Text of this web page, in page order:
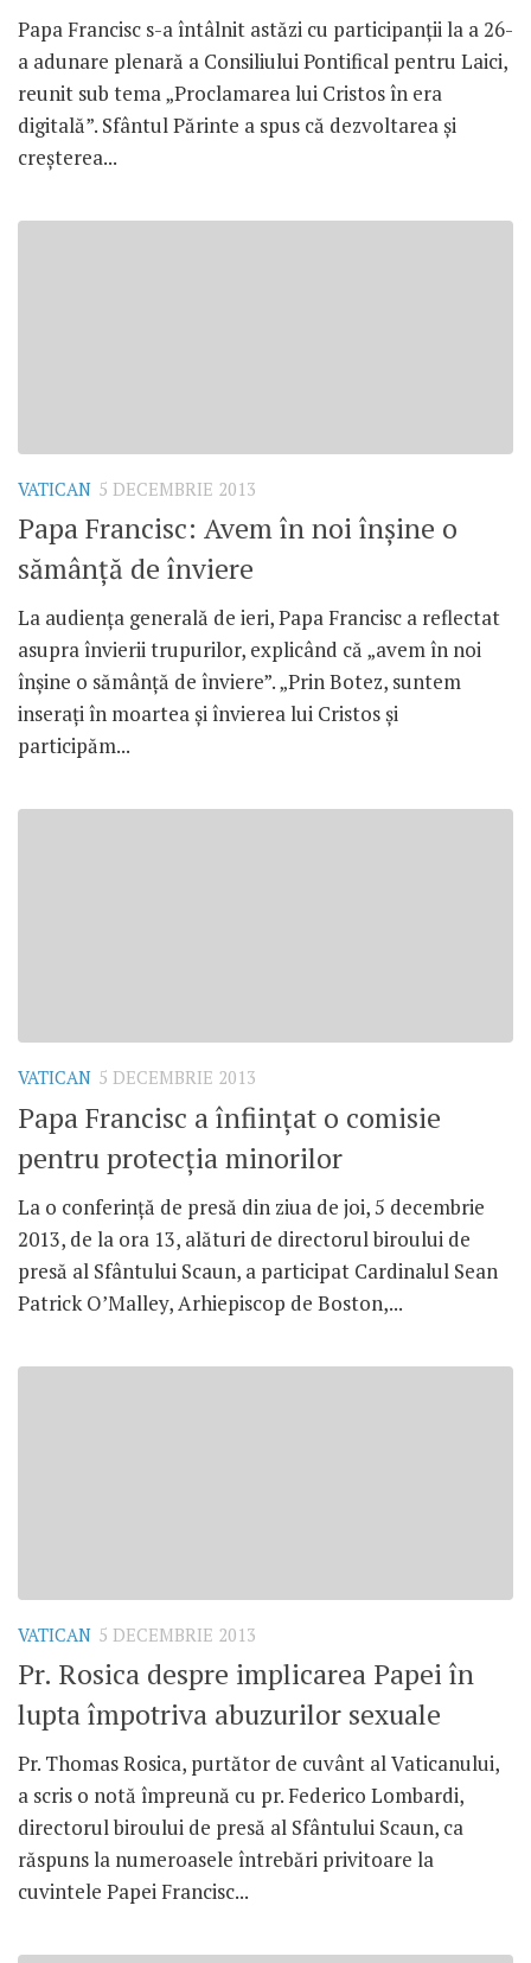
Papa Francisc s-a întâlnit astăzi cu participanţii la a 26-
a adunare plenară a Consiliului Pontifical pentru Laici,
reunit sub tema „Proclamarea lui Cristos în era
digitală”. Sfântul Părinte a spus că dezvoltarea şi
creşterea...
VATICAN 5 DECEMBRIE 2013
Papa Francisc: Avem în noi înşine o
sămânţă de înviere
La audienţa generală de ieri, Papa Francisc a reflectat
asupra învierii trupurilor, explicând că „avem în noi
înşine o sămânţă de înviere”. „Prin Botez, suntem
inseraţi în moartea şi învierea lui Cristos şi
participăm...
VATICAN 5 DECEMBRIE 2013
Papa Francisc a înfiinţat o comisie
pentru protecţia minorilor
La o conferinţă de presă din ziua de joi, 5 decembrie
2013, de la ora 13, alături de directorul biroului de
presă al Sfântului Scaun, a participat Cardinalul Sean
Patrick O’Malley, Arhiepiscop de Boston,...
VATICAN 5 DECEMBRIE 2013
Pr. Rosica despre implicarea Papei în
lupta împotriva abuzurilor sexuale
Pr. Thomas Rosica, purtător de cuvânt al Vaticanului,
a scris o notă împreună cu pr. Federico Lombardi,
directorul biroului de presă al Sfântului Scaun, ca
răspuns la numeroasele întrebări privitoare la
cuvintele Papei Francisc...